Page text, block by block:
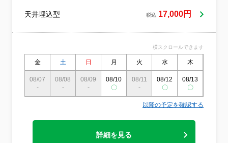
天井埋込型 税込 17,000円
横スクロールできます
金 土 日 月 火 水 木
08/07
-
08/08
-
08/09
-
08/10
〇
08/11
-
08/12
〇
08/13
〇
以降の予定を確認する
詳細を見る